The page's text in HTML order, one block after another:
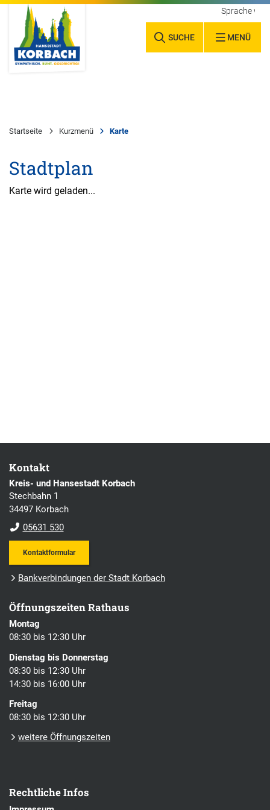
SUCHE MENÜ
Sprache
Startseite Kurzmenü Karte
Stadtplan
Karte wird geladen...
Kontakt
Kreis- und Hansestadt Korbach
Stechbahn 1
34497 Korbach
05631 530
Kontaktformular
Bankverbindungen der Stadt Korbach
Öffnungszeiten Rathaus
Montag
08:30 bis 12:30 Uhr
Dienstag bis Donnerstag
08:30 bis 12:30 Uhr
14:30 bis 16:00 Uhr
Freitag
08:30 bis 12:30 Uhr
weitere Öffnungszeiten
Rechtliche Infos